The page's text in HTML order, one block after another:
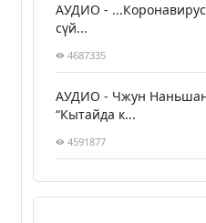
АУДИО -
сүй...
4687335
АУДИО - Чжун
“Кытайда к...
4591877